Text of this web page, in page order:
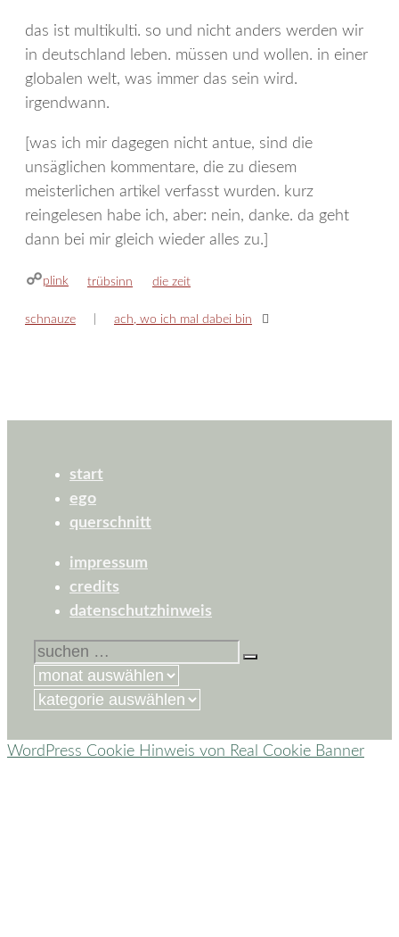
das ist multikulti. so und nicht anders werden wir
in deutschland leben. müssen und wollen. in einer
globalen welt, was immer das sein wird.
irgendwann.
[was ich mir dagegen nicht antue, sind die
unsäglichen kommentare, die zu diesem
meisterlichen artikel verfasst wurden. kurz
reingelesen habe ich, aber: nein, danke. da geht
dann bei mir gleich wieder alles zu.]
plink kategorien
trübsinn schlagwörter
die zeit
schnauze ach, wo ich mal dabei bin
start
ego
querschnitt
impressum
credits
datenschutzhinweis
suchen
nach:
kategorien
WordPress Cookie Hinweis von Real Cookie Banner